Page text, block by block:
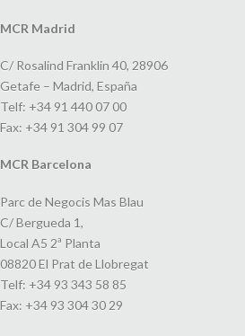
MCR Madrid
C/ Rosalind Franklin 40, 28906
Getafe – Madrid, España
Telf: +34 91 440 07 00
Fax: +34 91 304 99 07
MCR Barcelona
Parc de Negocis Mas Blau
C/ Bergueda 1,
Local A5 2ª Planta
08820 El Prat de Llobregat
Telf: +34 93 343 58 85
Fax: +34 93 304 30 29